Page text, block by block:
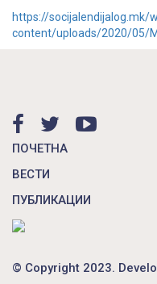
https://socijalendijalog.mk/
content/uploads/2020/05/
ПОЧЕТНА
ВЕСТИ
ПУБЛИКАЦИИ
© Copyright 2023.